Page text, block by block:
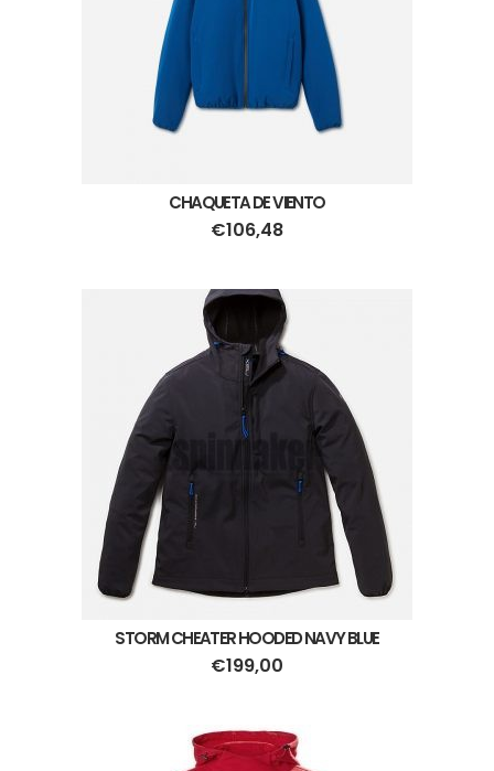
CHAQUETA DE VIENTO
€106,48
STORM CHEATER HOODED NAVY BLUE
€199,00